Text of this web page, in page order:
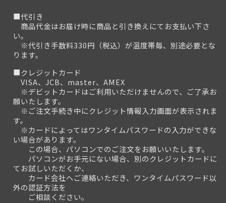
■代引き
商品代金はお届け時に商品と引き換えにてお支払い下さ
い。
※代引き手数料330円（税込）が温度帯毎、別途必要とな
ります。
■クレジットカード
VISA、JCB、master、AMEX
※デビットカードはご利用いただけませんので、ご了承お
願いたします。
※ご注文手続き中にクレジット情報入力画面が表示されま
す。
※カードによってはワンタイムパスワードの入力ができな
い場合があります。
この場合、パソコンでのご注文をお願いいたします。
パソコンがお手元にない場合、別のクレジットカードに
てお試しいただくか、
カード会社へご連絡いただき、ワンタイムパスワード以
外の認証方法を
ご相談ください。